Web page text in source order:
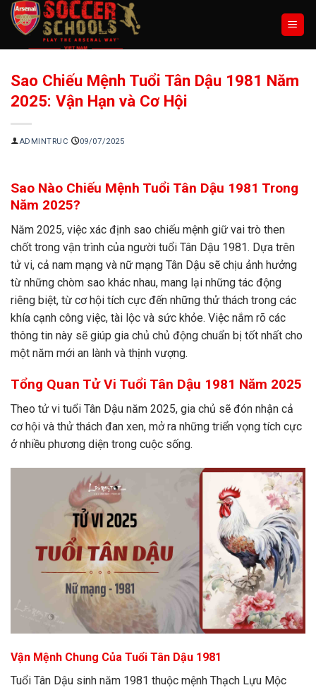
Chuyển
đến
Sao Chiếu Mệnh Tuổi Tân Dậu 1981 Năm
2025: Vận Hạn và Cơ Hội
ADMINTRUC 09/07/2025
Sao Nào Chiếu Mệnh Tuổi Tân Dậu 1981 Trong
Năm 2025?
Năm 2025, việc xác định sao chiếu mệnh giữ vai trò then
chốt trong vận trình của người tuổi Tân Dậu 1981. Dựa trên
tử vi, cả nam mạng và nữ mạng Tân Dậu sẽ chịu ảnh hưởng
từ những chòm sao khác nhau, mang lại những tác động
riêng biệt, từ cơ hội tích cực đến những thử thách trong các
khía cạnh công việc, tài lộc và sức khỏe. Việc nắm rõ các
thông tin này sẽ giúp gia chủ chủ động chuẩn bị tốt nhất cho
một năm mới an lành và thịnh vượng.
Tổng Quan Tử Vi Tuổi Tân Dậu 1981 Năm 2025
Theo tử vi tuổi Tân Dậu năm 2025, gia chủ sẽ đón nhận cả
cơ hội và thử thách đan xen, mở ra những triển vọng tích cực
ở nhiều phương diện trong cuộc sống.
Vận Mệnh Chung Của Tuổi Tân Dậu 1981
Tuổi Tân Dậu sinh năm 1981 thuộc mệnh Thạch Lựu Mộc